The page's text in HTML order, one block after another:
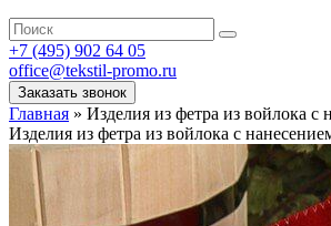
+7 (495) 902 64 05
office@tekstil-promo.ru
Заказать звонок
Главная » Изделия из фетра из войлока с
Изделия из фетра из войлока с